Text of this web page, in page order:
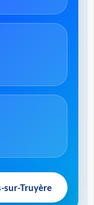
sur-Truyère